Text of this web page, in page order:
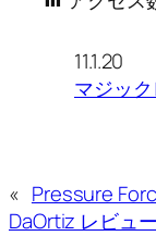
11.1.20
マジッ
« Pressure
DaOrtiz レビュー